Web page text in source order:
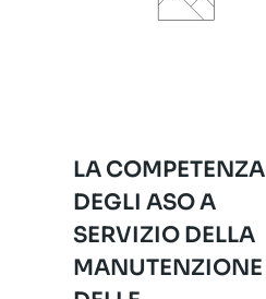
LA COMPETENZA
DEGLI ASO A
SERVIZIO DELLA
MANUTENZIONE